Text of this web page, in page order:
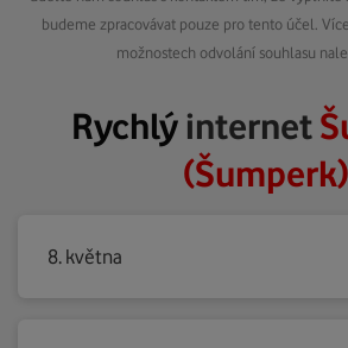
budeme zpracovávat pouze pro tento účel.
možnostech odvolání souhlasu
Rychlýinternet
(Šumperk)
8. května